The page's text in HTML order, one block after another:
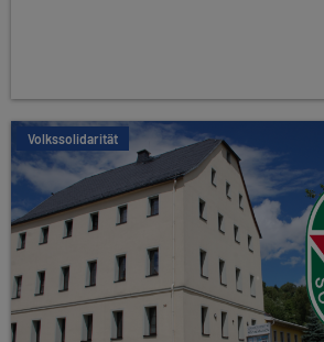
Volkssolidarität